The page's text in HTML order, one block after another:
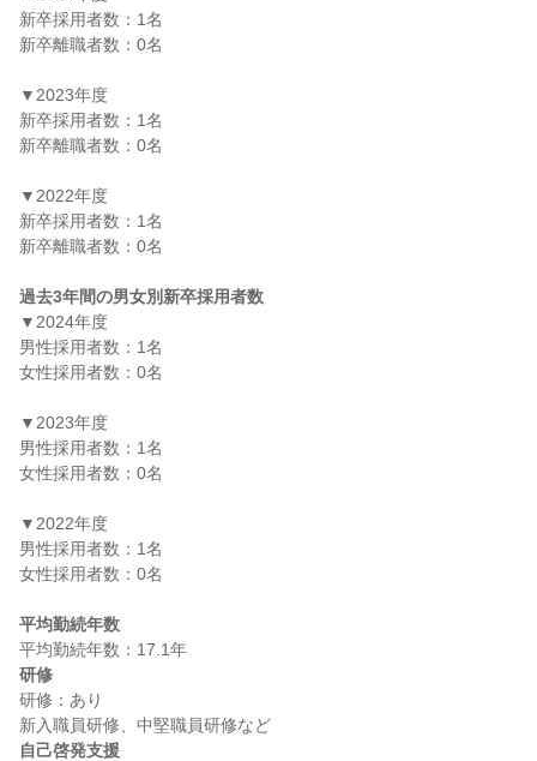
新卒採用者数：1名
新卒離職者数：0名
▼2023年度
新卒採用者数：1名
新卒離職者数：0名
▼2022年度
新卒採用者数：1名
新卒離職者数：0名
過去3年間の男女別新卒採用者数
▼2024年度
男性採用者数：1名
女性採用者数：0名
▼2023年度
男性採用者数：1名
女性採用者数：0名
▼2022年度
男性採用者数：1名
女性採用者数：0名
平均勤続年数
研修
研修：あり
自己啓発支援